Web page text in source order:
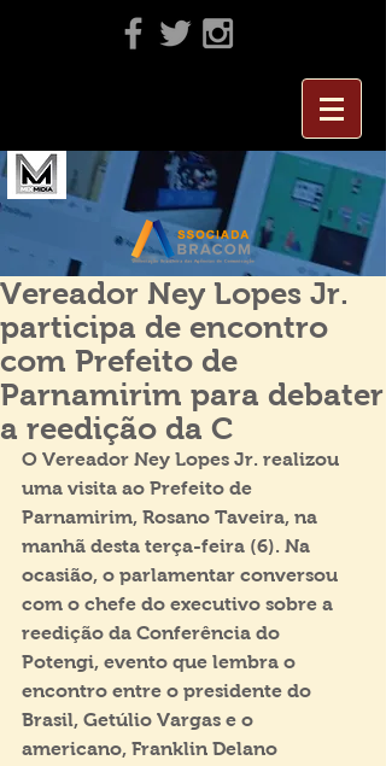
Vereador Ney Lopes Jr.
participa de encontro
com Prefeito de
Parnamirim para debater
a reedição da C
O Vereador Ney Lopes Jr. realizou
uma visita ao Prefeito de
Parnamirim, Rosano Taveira, na
manhã desta terça-feira (6). Na
ocasião, o parlamentar conversou
com o chefe do executivo sobre a
reedição da Conferência do
Potengi, evento que lembra o
encontro entre o presidente do
Brasil, Getúlio Vargas e o
americano, Franklin Delano